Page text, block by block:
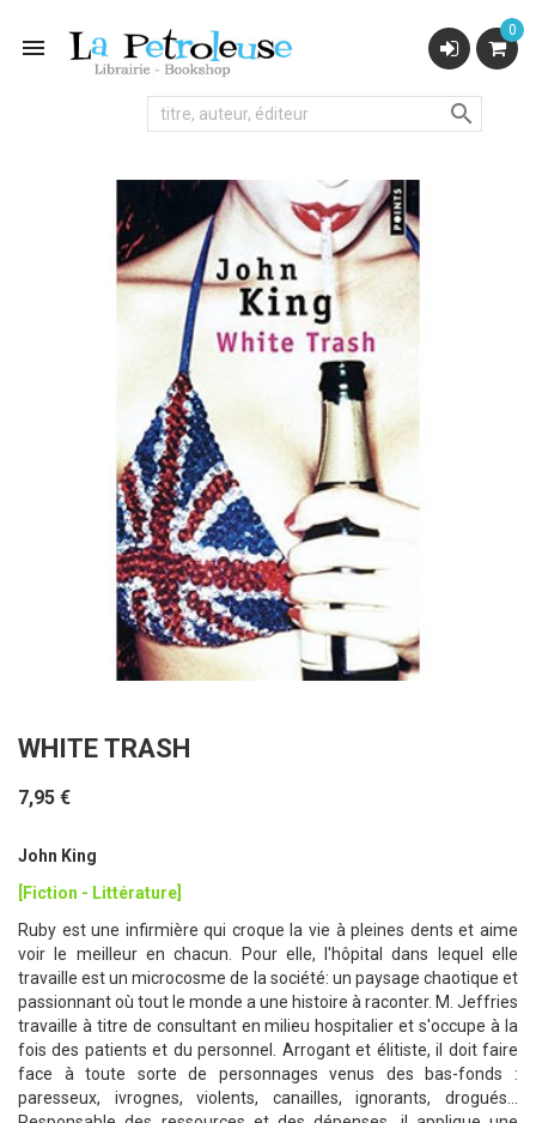

0

WHITE TRASH
7,95 €
John King
[Fiction - Littérature]
Ruby est une infirmière qui croque la vie à pleines dents et aime
voir le meilleur en chacun. Pour elle, l'hôpital dans lequel elle
travaille est un microcosme de la société: un paysage chaotique et
passionnant où tout le monde a une histoire à raconter. M. Jeffries
travaille à titre de consultant en milieu hospitalier et s'occupe à la
fois des patients et du personnel. Arrogant et élitiste, il doit faire
face à toute sorte de personnages venus des bas-fonds :
paresseux, ivrognes, violents, canailles, ignorants, drogués...